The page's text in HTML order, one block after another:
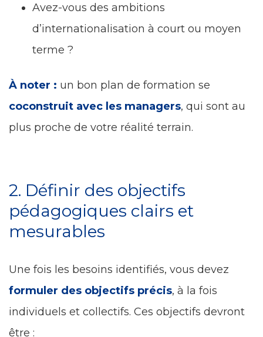
Avez-vous des ambitions
d’internationalisation à court ou moyen
terme ?
À noter : un bon plan de formation se
coconstruit avec les managers, qui sont au
plus proche de votre réalité terrain.
2. Définir des objectifs
pédagogiques clairs et
mesurables
Une fois les besoins identifiés, vous devez
formuler des objectifs précis, à la fois
individuels et collectifs. Ces objectifs devront
être :